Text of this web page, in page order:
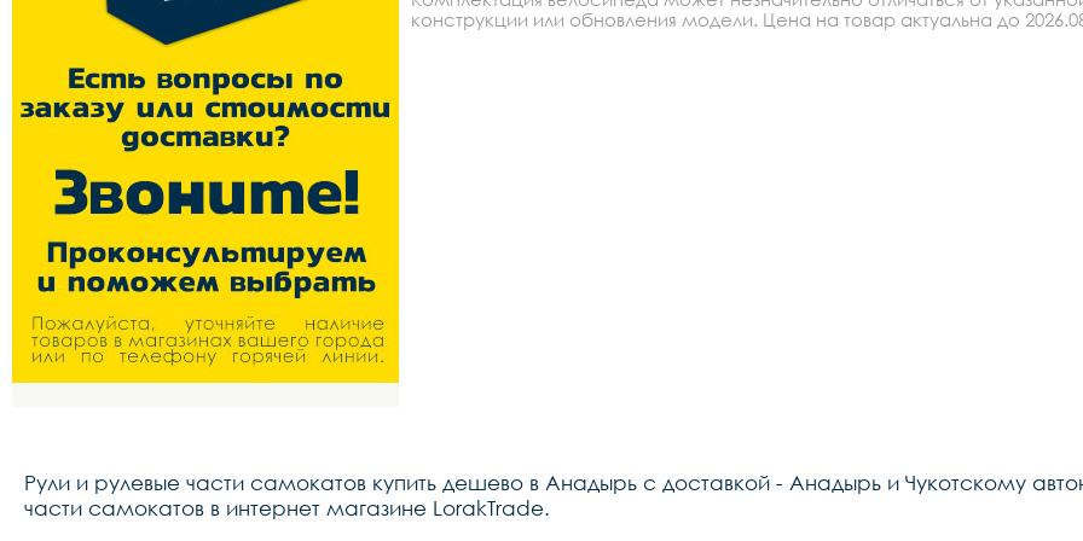
конструкции или обновления модели. Цена на товар актуальна до
Рули и рулевые части самокатов купить дешево в Анадырь с доставкой - Анадырь и Чукотскому
части самокатов в интернет магазине LorakTrade.